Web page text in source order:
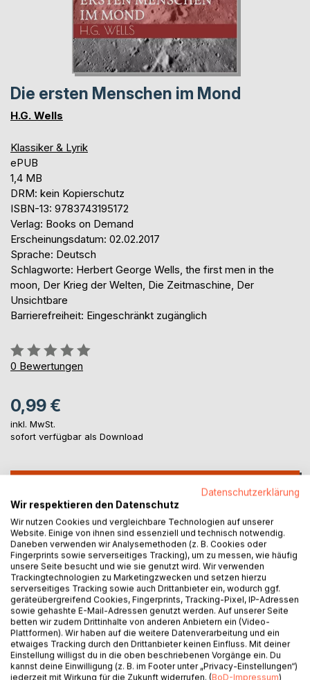
Die ersten Menschen im Mond
H.G. Wells
Klassiker & Lyrik
ePUB
1,4 MB
DRM: kein Kopierschutz
ISBN-13: 9783743195172
Verlag: Books on Demand
Erscheinungsdatum: 02.02.2017
Sprache: Deutsch
Schlagworte: Herbert George Wells, the first men in the
moon, Der Krieg der Welten, Die Zeitmaschine, Der
Unsichtbare
Barrierefreiheit: Eingeschränkt zugänglich
Bewertung::
0%
0 Bewertungen
0,99 €
inkl. MwSt.
sofort verfügbar als Download
Auf die Merkliste
Titel bewerten
BESCHREIBUNG
Datenschutzerklärung
Wir respektieren den Datenschutz
Wir nutzen Cookies und vergleichbare Technologien auf unserer
Website. Einige von ihnen sind essenziell und technisch notwendig.
Daneben verwenden wir Analysemethoden (z. B. Cookies oder
Fingerprints sowie serverseitiges Tracking), um zu messen, wie häufig
unsere Seite besucht und wie sie genutzt wird. Wir verwenden
Trackingtechnologien zu Marketingzwecken und setzen hierzu
serverseitiges Tracking sowie auch Drittanbieter ein, wodurch ggf.
geräteübergreifend Cookies, Fingerprints, Tracking-Pixel, IP-Adressen
sowie gehashte E-Mail-Adressen genutzt werden. Auf unserer Seite
betten wir zudem Drittinhalte von anderen Anbietern ein (Video-
Plattformen). Wir haben auf die weitere Datenverarbeitung und ein
etwaiges Tracking durch den Drittanbieter keinen Einfluss. Mit deiner
Einstellung willigst du in die oben beschriebenen Vorgänge ein. Du
kannst deine Einwilligung (z. B. im Footer unter „Privacy-Einstellungen“)
jederzeit mit Wirkung für die Zukunft widerrufen. (BoD-Impressum)